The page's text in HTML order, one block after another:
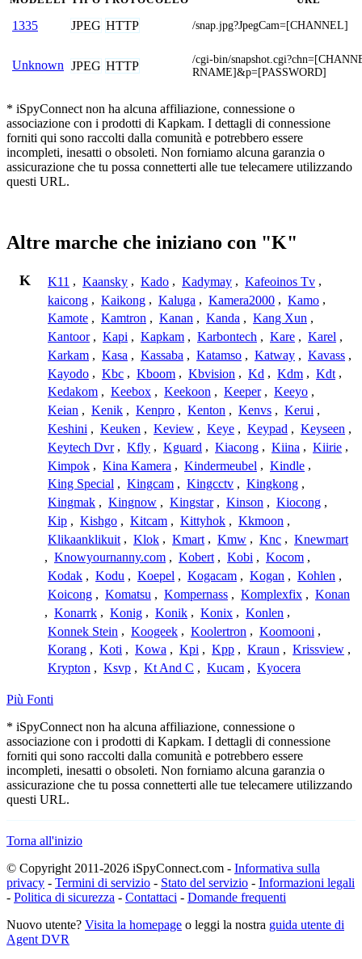
1335 JPEG HTTP /snap.jpg?JpegCam=[CHANNEL]
Unknown JPEG HTTP
/cgi-bin/
RNAME]&p=[PASSWORD]
* iSpyConnect non ha alcuna affiliazione, connessione o
associazione con i prodotti di Kapkam. I dettagli di connessione
forniti qui sono raccolti dalla comunità e potrebbero essere
incompleti, inesatti o obsoleti. Non forniamo alcuna garanzia o
assicurazione che tu possa connetterti alle tue telecamere utilizzando
questi URL.
Altre marche che iniziano con "K"
K K11 , Kaansky , Kado , Kadymay , Kafeoinos Tv ,
kaicong , Kaikong , Kaluga , Kamera2000 , Kamo ,
Kamote , Kamtron , Kanan , Kanda , Kang Xun ,
Kantoor , Kapi , Kapkam , Karbontech , Kare , Karel ,
Karkam , Kasa , Kassaba , Katamso , Katway , Kavass ,
Kayodo , Kbc , Kboom , Kbvision , Kd , Kdm , Kdt ,
Kedakom , Keebox , Keekoon , Keeper , Keeyo ,
Keian , Kenik , Kenpro , Kenton , Kenvs , Kerui ,
Keshini , Keuken , Keview , Keye , Keypad , Keyseen ,
Keytech Dvr , Kfly , Kguard , Kiacong , Kiina , Kiirie ,
Kimpok , Kina Kamera , Kindermeubel , Kindle ,
King Special , Kingcam , Kingcctv , Kingkong ,
Kingmak , Kingnow , Kingstar , Kinson , Kiocong ,
Kip , Kishgo , Kitcam , Kittyhok , Kkmoon ,
Klikaanklikuit , Klok , Kmart , Kmw , Knc , Knewmart
, Knowyournanny.com , Kobert , Kobi , Kocom ,
Kodak , Kodu , Koepel , Kogacam , Kogan , Kohlen ,
Koicong , Komatsu , Kompernass , Komplexfix , Konan
, Konarrk , Konig , Konik , Konix , Konlen ,
Konnek Stein , Koogeek , Koolertron , Koomooni ,
Korang , Koti , Kowa , Kpi , Kpp , Kraun , Krissview ,
Krypton , Ksvp , Kt And C , Kucam , Kyocera
Più Fonti
* iSpyConnect non ha alcuna affiliazione, connessione o
associazione con i prodotti di Kapkam. I dettagli di connessione
forniti qui sono raccolti dalla comunità e potrebbero essere
incompleti, inesatti o obsoleti. Non forniamo alcuna garanzia o
assicurazione che tu possa connetterti alle tue telecamere utilizzando
questi URL.
Torna all'inizio
© Copyright 2011-2026 iSpyConnect.com - Informativa sulla
privacy - Termini di servizio - Stato del servizio - Informazioni legali
- Politica di sicurezza - Contattaci - Domande frequenti
Nuovo utente? Visita la homepage o leggi la nostra guida utente di
Agent DVR